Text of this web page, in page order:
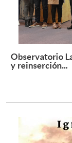
Observatorio
y reinserción...